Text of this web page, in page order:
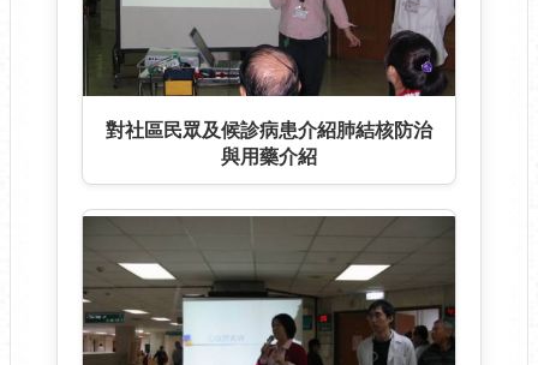
對社區民眾及候診病患介紹肺結核防治
與用藥介紹